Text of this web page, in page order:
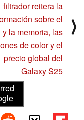
filtrador reitera la
sobre el
y la memoria, las
de color y el
precio global del
Galaxy S25
⟩